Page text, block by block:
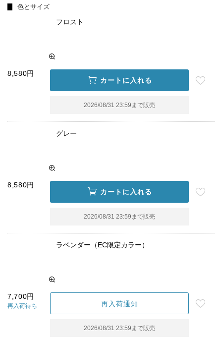
色とサイズ
フロスト
8,580円
カートに入れる
2026/08/31 23:59 まで販売
グレー
8,580円
カートに入れる
2026/08/31 23:59 まで販売
ラベンダー（EC限定カラー）
7,700円
再入荷待ち 再入荷通知
2026/08/31 23:59 まで販売